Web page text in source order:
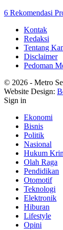
6 Rekomendasi
Kontak
Redaksi
Tentang
Disclaimer
Pedoman
© 2026 - Metro
Website Design:
Sign in
Ekonomi
Bisnis
Politik
Nasional
Hukum
Olah Raga
Pendidikan
Otomotif
Teknologi
Elektronik
Hiburan
Lifestyle
Opini